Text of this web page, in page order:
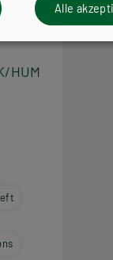
HUM
Alle